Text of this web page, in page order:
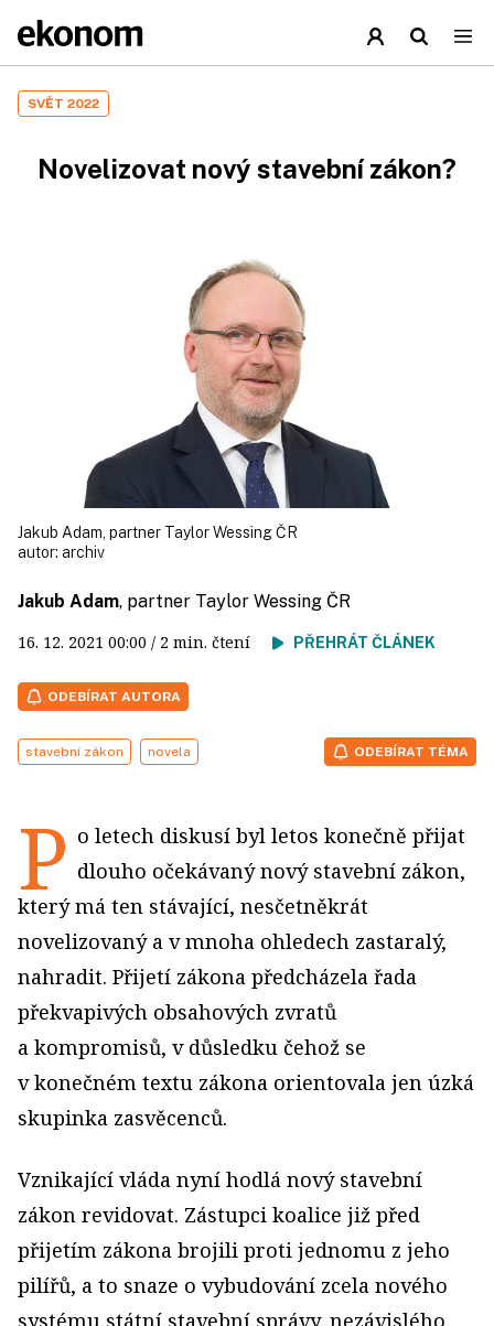
SVĚT 2022
Novelizovat nový stavební zákon?
Jakub Adam, partner Taylor Wessing ČR
autor: archiv
Jakub Adam, partner Taylor Wessing ČR
16. 12. 2021 00:00 / 2 min. čtení PŘEHRÁT ČLÁNEK
ODEBÍRAT AUTORA
stavební zákon novela ODEBÍRAT TÉMA
P o letech diskusí byl letos konečně přijat
dlouho očekávaný nový stavební zákon,
který má ten stávající, nesčetněkrát
novelizovaný a v mnoha ohledech zastaralý,
nahradit. Přijetí zákona předcházela řada
překvapivých obsahových zvratů
a kompromisů, v důsledku čehož se
v konečném textu zákona orientovala jen úzká
skupinka zasvěcenců.
Vznikající vláda nyní hodlá nový stavební
zákon revidovat. Zástupci koalice již před
přijetím zákona brojili proti jednomu z jeho
pilířů, a to snaze o vybudování zcela nového
systému státní stavební správy, nezávislého